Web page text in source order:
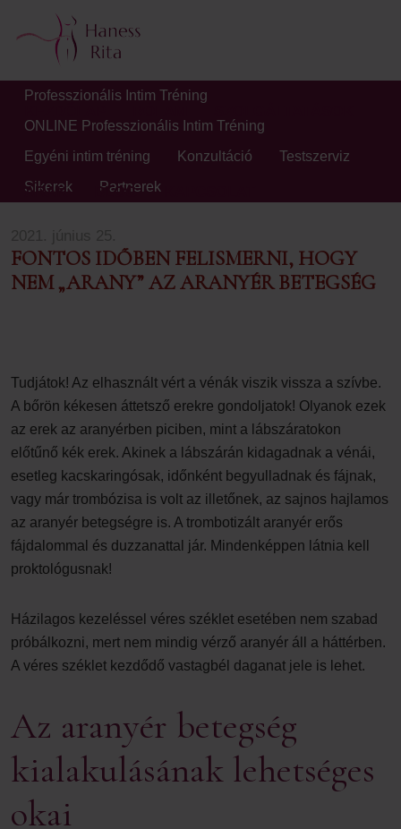
ÁRAK BLOG
Professzionális Intim Tréning
ONLINE Professzionális Intim Tréning
Egyéni intim tréning
Konzultáció
Testszerviz
Sikerek
Partnerek
FONTOS IDŐBEN FELISMERNI, HOGY
NEM „ARANY” AZ ARANYÉR BETEGSÉG
Tudjátok! Az elhasznált vért a vénák viszik vissza a szívbe.
A bőrön kékesen áttetsző erekre gondoljatok! Olyanok ezek
az erek az aranyérben piciben, mint a lábszáratokon
előtűnő kék erek. Akinek a lábszárán kidagadnak a vénái,
esetleg kacskaringósak, időnként begyulladnak és fájnak,
vagy már trombózisa is volt az illetőnek, az sajnos hajlamos
az aranyér betegségre is. A trombotizált aranyér erős
fájdalommal és duzzanattal jár. Mindenképpen látnia kell
proktológusnak!
Házilagos kezeléssel véres széklet esetében nem szabad
próbálkozni, mert nem mindig vérző aranyér áll a háttérben.
A véres széklet kezdődő vastagbél daganat jele is lehet.
Az aranyér betegség
kialakulásának lehetséges
okai